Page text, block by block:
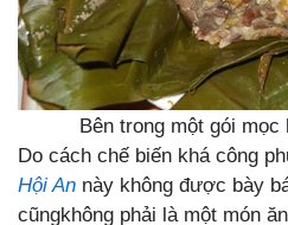
Bên trong một gói
Do cách chế biến khá công
Hội An này không được bày
cũngkhông phải là một món